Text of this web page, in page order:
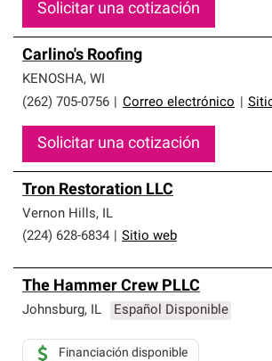
Solicitar una cotización
Carlino's Roofing
KENOSHA, WI
(262) 705-0756
Correo electrónico
Solicitar una cotización
Tron Restoration LLC
Vernon Hills, IL
(224) 628-6834
Sitio web
The Hammer Crew PLLC
Johnsburg, IL Español Disponible
Financiación disponible